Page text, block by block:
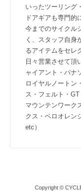
いったツーリング
ドアギアも専門的
今までのサイクル
く、スタッフ自身
るアイテムをセレ
日々営業させて頂
ャイアント・パナ
ロイヤルノートン
ス・フェルト・
マウンテンワーク
クス・ベロオレン
etc）
Copyright ©